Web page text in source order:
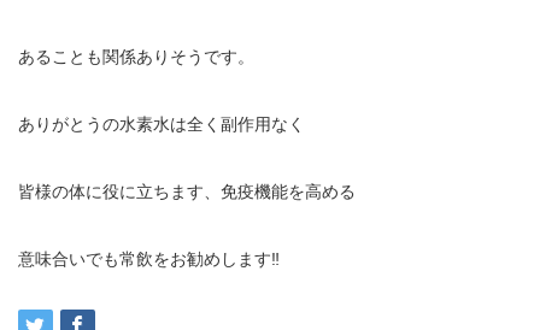
あることも関係ありそうです。
ありがとうの水素水は全く副作用なく
皆様の体に役に立ちます、免疫機能を高める
意味合いでも常飲をお勧めします‼️